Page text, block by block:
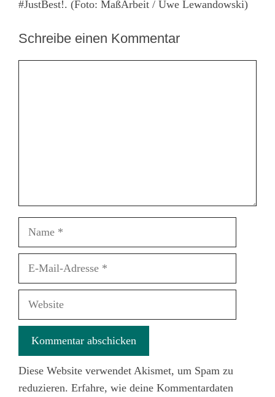
#JustBest!. (Foto: MaßArbeit / Uwe Lewandowski)
Schreibe einen Kommentar
Name
Website
Diese Website verwendet Akismet, um Spam zu
reduzieren. Erfahre, wie deine Kommentardaten